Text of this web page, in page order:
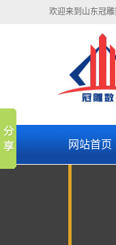
欢迎来到山东冠雕
网站首页